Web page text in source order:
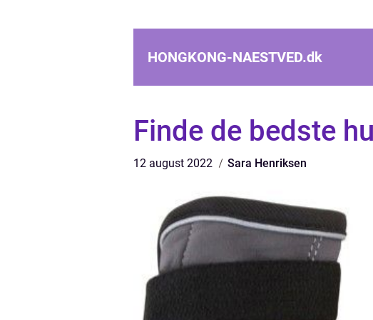
HONGKONG-NAESTVED.dk
Finde de bedste
12 august 2022 Sara Henriksen